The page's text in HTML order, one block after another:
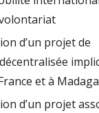
d’un projet de
et à
d’un projet